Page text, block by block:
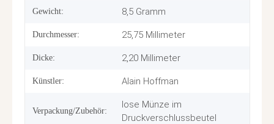
Gewicht: 8,5 Gramm
Durchmesser: 25,75 Millimeter
Dicke: 2,20 Millimeter
Künstler: Alain Hoffman
Verpackung/Zubehör:
lose Münze im
Druckverschlussbeutel